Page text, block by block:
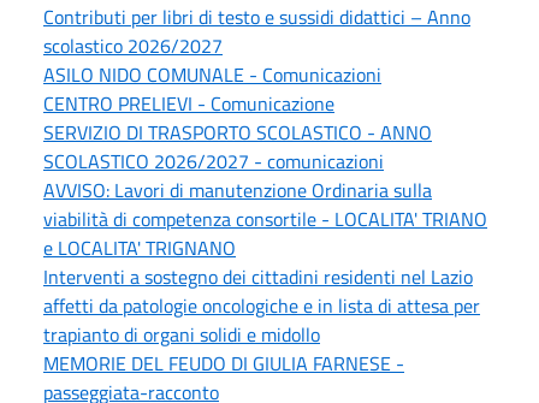
Contributi per libri di testo e sussidi didattici – Anno
scolastico 2026/2027
ASILO NIDO COMUNALE - Comunicazioni
CENTRO PRELIEVI - Comunicazione
SERVIZIO DI TRASPORTO SCOLASTICO - ANNO
SCOLASTICO 2026/2027 - comunicazioni
AVVISO: Lavori di manutenzione Ordinaria sulla
viabilità di competenza consortile - LOCALITA' TRIANO
e LOCALITA' TRIGNANO
Interventi a sostegno dei cittadini residenti nel Lazio
affetti da patologie oncologiche e in lista di attesa per
trapianto di organi solidi e midollo
MEMORIE DEL FEUDO DI GIULIA FARNESE -
passeggiata-racconto